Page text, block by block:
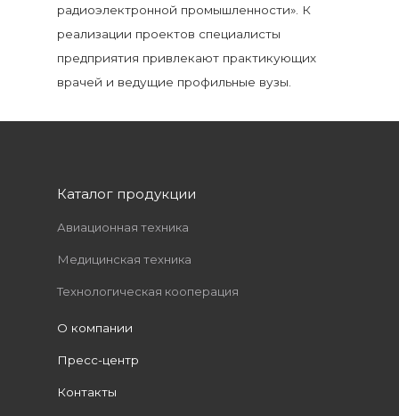
радиоэлектронной промышленности». К
реализации проектов специалисты
предприятия привлекают практикующих
врачей и ведущие профильные вузы.
Каталог продукции
Авиационная техника
Медицинская техника
Технологическая кооперация
О компании
Пресс-центр
Контакты